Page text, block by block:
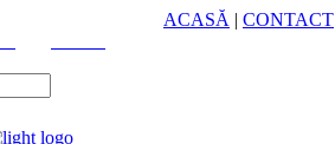
ACASĂ | CONTACT